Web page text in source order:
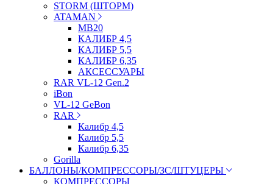
STORM (ШТОРМ)
ATAMAN
МВ20
КАЛИБР 4,5
КАЛИБР 5,5
КАЛИБР 6,35
АКСЕССУАРЫ
RAR VL-12 Gen.2
iBon
VL-12 GeBon
RAR
Калибр 4,5
Калибр 5,5
Калибр 6,35
Gorilla
БАЛЛОНЫ/КОМПРЕССОРЫ/ЗС/ШТУЦЕРЫ
КОМПРЕССОРЫ